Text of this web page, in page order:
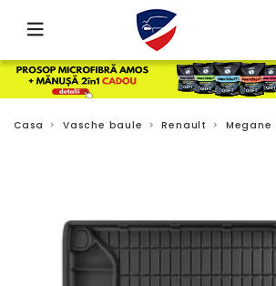
Casa Vasche baule Renault Megane